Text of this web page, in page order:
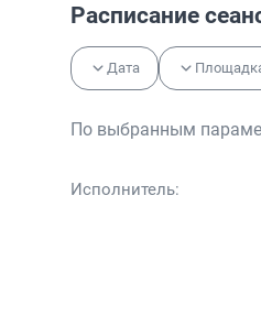
Расписание
Дата
По выбранным
Исполнитель: